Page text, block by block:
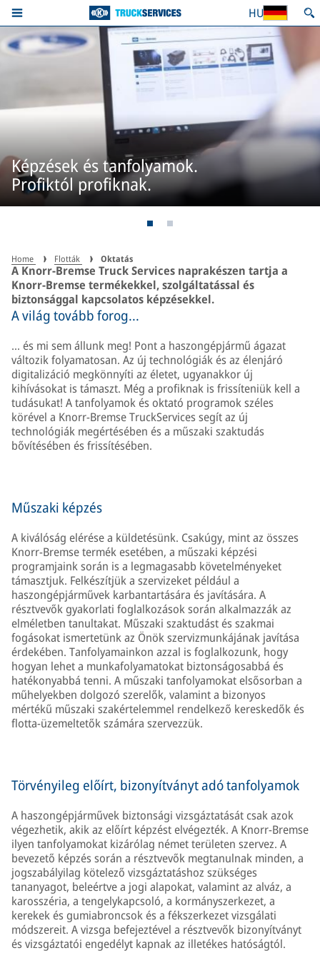
HU
Képzések és tanfolyamok.
Profiktól profiknak.
Home Flották Oktatás
A Knorr-Bremse Truck Services naprakészen tartja a
Knorr-Bremse termékekkel, szolgáltatással és
biztonsággal kapcsolatos képzésekkel.
A világ tovább forog...
... és mi sem állunk meg! Pont a haszongépjármű ágazat
változik folyamatosan. Az új technológiák és az élenjáró
digitalizáció megkönnyíti az életet, ugyanakkor új
kihívásokat is támaszt. Még a profiknak is frissíteniük kell a
tudásukat! A tanfolyamok és oktató programok széles
körével a Knorr-Bremse TruckServices segít az új
technológiák megértésében és a műszaki szaktudás
bővítésében és frissítésében.
Műszaki képzés
A kiválóság elérése a küldetésünk. Csakúgy, mint az összes
Knorr-Bremse termék esetében, a műszaki képzési
programjaink során is a legmagasabb követelményeket
támasztjuk. Felkészítjük a szervizeket például a
haszongépjárművek karbantartására és javítására. A
résztvevők gyakorlati foglalkozások során alkalmazzák az
elméletben tanultakat. Műszaki szaktudást és szakmai
fogásokat ismertetünk az Önök szervizmunkájának javítása
érdekében. Tanfolyamainkon azzal is foglalkozunk, hogy
hogyan lehet a munkafolyamatokat biztonságosabbá és
hatékonyabbá tenni. A műszaki tanfolyamokat elsősorban a
műhelyekben dolgozó szerelők, valamint a bizonyos
mértékű műszaki szakértelemmel rendelkező kereskedők és
flotta-üzemeltetők számára szervezzük.
Törvényileg előírt, bizonyítványt adó tanfolyamok
A haszongépjárművek biztonsági vizsgáztatását csak azok
végezhetik, akik az előírt képzést elvégezték. A Knorr-Bremse
ilyen tanfolyamokat kizárólag német területen szervez. A
bevezető képzés során a résztvevők megtanulnak minden, a
jogszabályilag kötelező vizsgáztatáshoz szükséges
tananyagot, beleértve a jogi alapokat, valamint az alváz, a
karosszéria, a tengelykapcsoló, a kormányszerkezet, a
kerekek és gumiabroncsok és a fékszerkezet vizsgálati
módszereit. A vizsga befejeztével a résztvevők bizonyítványt
és vizsgáztatói engedélyt kapnak az illetékes hatóságtól.